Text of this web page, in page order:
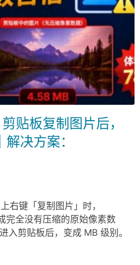
贴板复制图片后，
决方案：
右键「复制图片」时，
完全没有压缩的原始像素数
入剪贴板后，变成 MB 级别。